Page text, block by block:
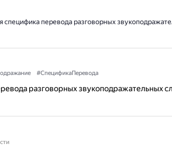
специфика перевода разговорных
#СпецификаПеревода
разговорных звукоподражательных